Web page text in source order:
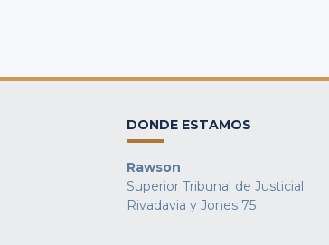
DONDE ESTAMOS
Rawson
Superior Tribunal de Justicial
Rivadavia y Jones 75